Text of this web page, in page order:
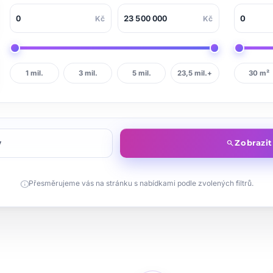
Kč Kč
1 mil. 3 mil. 5 mil. 23,5 mil.+ 30 m²
search
infoPřesměrujeme vás na stránku s nabídkami podle zvolených filtrů.